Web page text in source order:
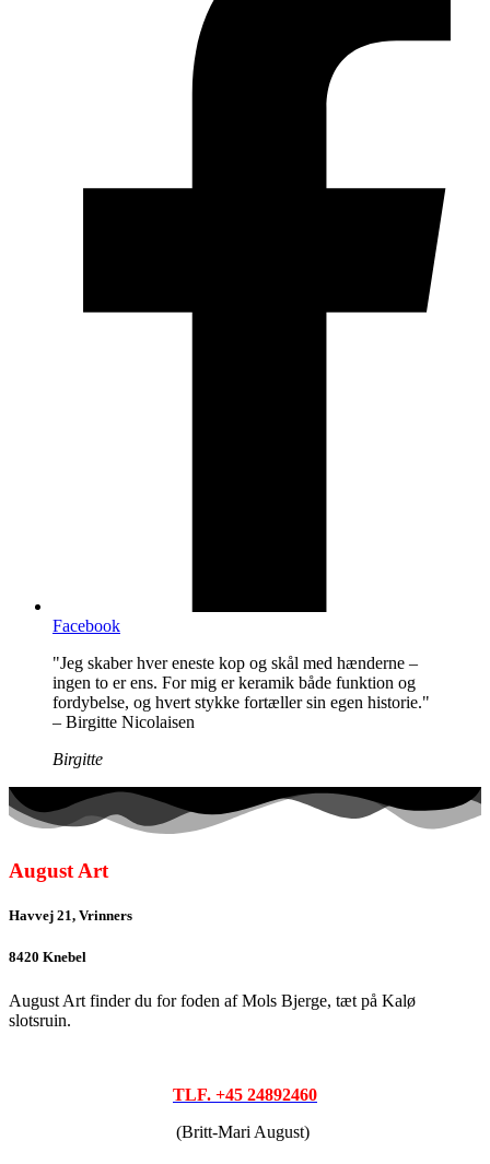
Facebook
"Jeg skaber hver eneste kop og skål med hænderne –
ingen to er ens. For mig er keramik både funktion og
fordybelse, og hvert stykke fortæller sin egen historie."
– Birgitte Nicolaisen
Birgitte
August Art
Havvej 21, Vrinners
8420 Knebel
August Art finder du for foden af Mols Bjerge, tæt på Kalø
slotsruin.
TLF. +45 24892460
(Britt-Mari August)